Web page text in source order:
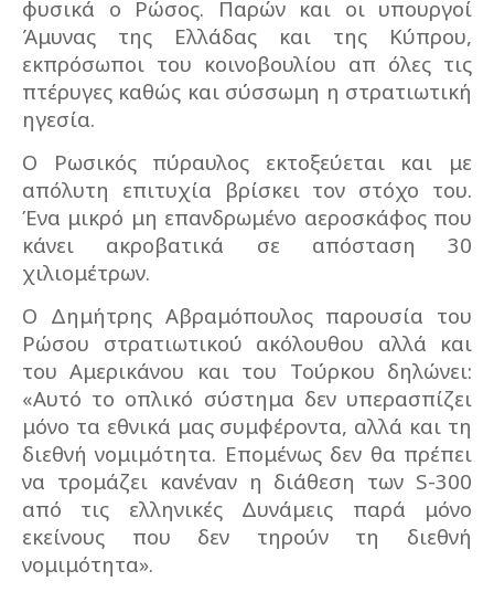
φυσικά ο Ρώσος. Παρών και οι υπουργοί
Άμυνας της Ελλάδας και της Κύπρου,
εκπρόσωποι του κοινοβουλίου απ όλες τις
πτέρυγες καθώς και σύσσωμη η στρατιωτική
ηγεσία.
Ο Ρωσικός πύραυλος εκτοξεύεται και με
απόλυτη επιτυχία βρίσκει τον στόχο του.
Ένα μικρό μη επανδρωμένο αεροσκάφος που
κάνει ακροβατικά σε απόσταση 30
χιλιομέτρων.
Ο Δημήτρης Αβραμόπουλος παρουσία του
Ρώσου στρατιωτικού ακόλουθου αλλά και
του Αμερικάνου και του Τούρκου δηλώνει:
«Αυτό το οπλικό σύστημα δεν υπερασπίζει
μόνο τα εθνικά μας συμφέροντα, αλλά και τη
διεθνή νομιμότητα. Επομένως δεν θα πρέπει
να τρομάζει κανέναν η διάθεση των S-300
από τις ελληνικές Δυνάμεις παρά μόνο
εκείνους που δεν τηρούν τη διεθνή
νομιμότητα».